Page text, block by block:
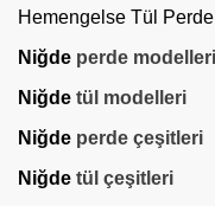
Hemengelse Tül
Niğde perde modelleri
Niğde tül modelleri
Niğde perde çeşitleri
Niğde tül çeşitleri